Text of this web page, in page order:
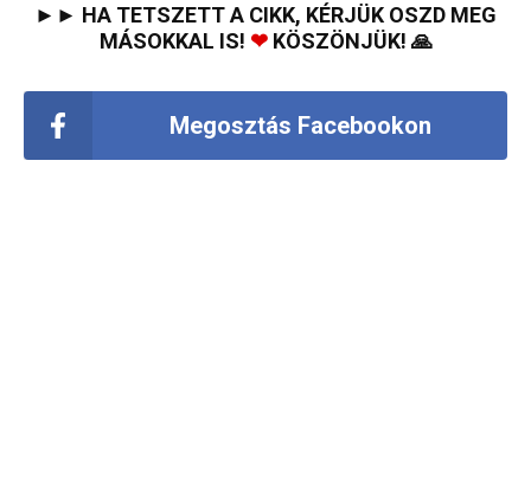
►► HA TETSZETT A CIKK, KÉRJÜK OSZD MEG
MÁSOKKAL IS! ❤KÖSZÖNJÜK! 🙏
Megosztás Facebookon